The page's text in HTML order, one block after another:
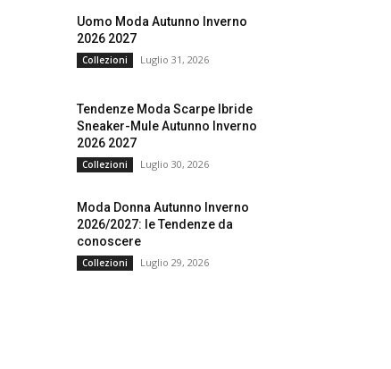
Uomo Moda Autunno Inverno
2026 2027
Collezioni Luglio 31, 2026
Tendenze Moda Scarpe Ibride
Sneaker-Mule Autunno Inverno
2026 2027
Collezioni Luglio 30, 2026
Moda Donna Autunno Inverno
2026/2027: le Tendenze da
conoscere
Collezioni Luglio 29, 2026